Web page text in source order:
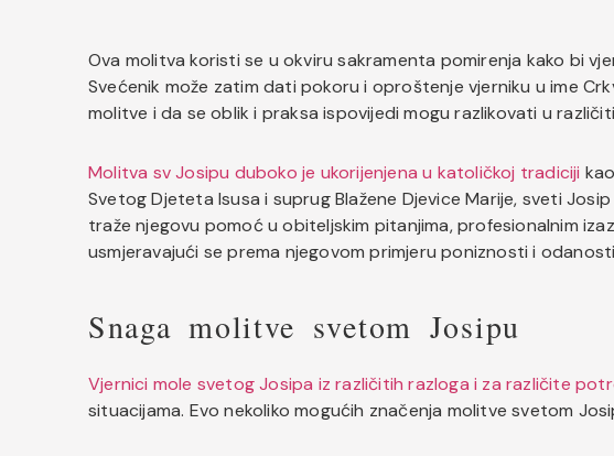
Ova molitva koristi se u okviru sakramenta pomirenja kako bi
Svećenik može zatim dati pokoru i oproštenje vjerniku u ime
molitve i da se oblik i praksa ispovijedi mogu razlikovati u
Molitva sv Josipu duboko je ukorijenjena u katoličkoj tradiciji
Svetog Djeteta Isusa i suprug Blažene Djevice Marije, sveti
traže njegovu pomoć u obiteljskim pitanjima, profesionalnim
usmjeravajući se prema njegovom primjeru poniznosti i
Snaga molitve svetom Josipu
Vjernici mole svetog Josipa iz različitih razloga i za različite
situacijama. Evo nekoliko mogućih značenja molitve svetom